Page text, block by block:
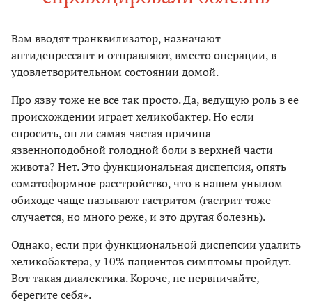
Вам вводят транквилизатор, назначают
антидепрессант и отправляют, вместо операции, в
удовлетворительном состоянии домой.
Про язву тоже не все так просто. Да, ведущую роль в ее
происхождении играет хеликобактер. Но если
спросить, он ли самая частая причина
язвенноподобной голодной боли в верхней части
живота? Нет. Это функциональная диспепсия, опять
соматоформное расстройство, что в нашем унылом
обиходе чаще называют гастритом (гастрит тоже
случается, но много реже, и это другая болезнь).
Однако, если при функциональной диспепсии удалить
хеликобактера, у 10% пациентов симптомы пройдут.
Вот такая диалектика. Короче, не нервничайте,
берегите себя».